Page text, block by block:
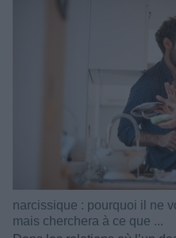
narcissique : pourquoi il ne
mais cherchera à ce que ...